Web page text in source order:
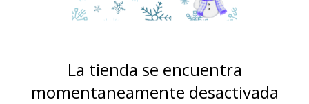
La tienda se encuentra
momentaneamente desactivada